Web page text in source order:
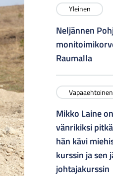
Yleinen
Neljännen
Raumalla
Mikko Laine
vänrikiksi
hän kävi
kurssin ja sen
johtajakurssin